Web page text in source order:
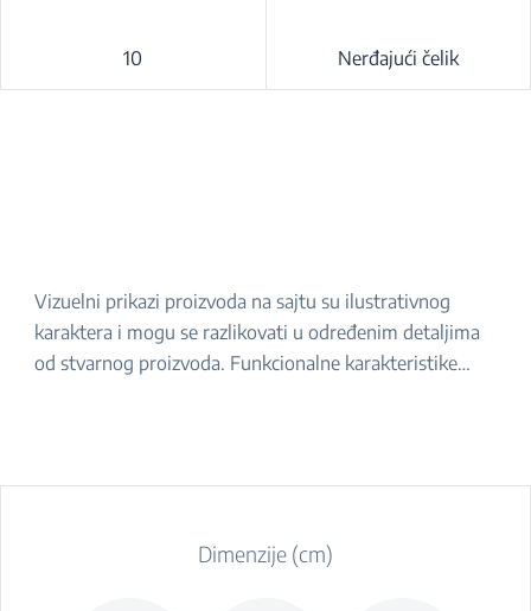
10 Nerđajući čelik
Vizuelni prikazi proizvoda na sajtu su ilustrativnog
karaktera i mogu se razlikovati u određenim detaljima
od stvarnog proizvoda. Funkcionalne karakteristike
Dimenzije (cm)